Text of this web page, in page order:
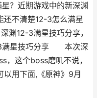
？近期游戏中的新深渊
还不清楚12-3怎么满星
渊12-3满星技巧分享，
3满星技巧分享 本次深
，这个boss磨叽不说，
用下面,《原神》9月